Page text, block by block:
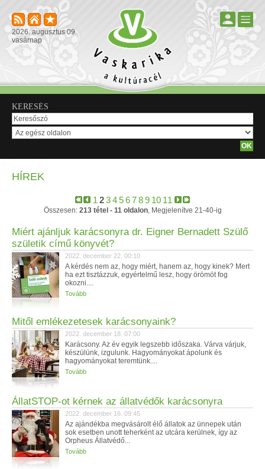
2026. augusztus 09.
vasárnap
KERESÉS
HÍREK
1 23456789 10 11
Összesen: 213 tétel - 11 oldalon, Megjelenítve 21-40-ig
Miért ajánljuk karácsonyra dr. Eigner Bernadett Szülő
születik című könyvét?
2022. december 22. 00:10
A kérdés nem az, hogy miért, hanem az, hogy kinek? Mert
ha ezt tisztázzuk, egyértelmű lesz, hogy örömöt fog
okozni....
Tovább
Mitől emlékezetesek karácsonyaink?
2022. december 18. 07:00
Karácsony. Az év egyik legszebb időszaka. Várva várjuk,
készülünk, izgulunk. Hagyományokat ápolunk és
hagyományokat teremtünk....
Tovább
ÁllatSTOP-ot kérnek az állatvédők karácsonyra
2022. december 16. 09:45
Az ajándékba megvásárolt élő állatok az ünnepek után
sok esetben unott teherként az utcára kerülnek, így az
Orpheus Állatvédő...
Tovább